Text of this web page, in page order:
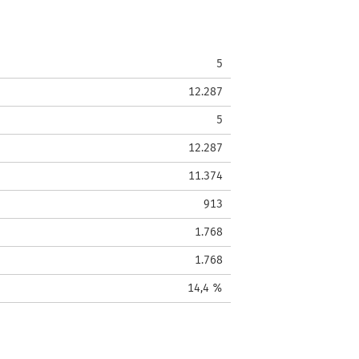
5
12.287
5
12.287
11.374
913
1.768
1.768
14,4 %